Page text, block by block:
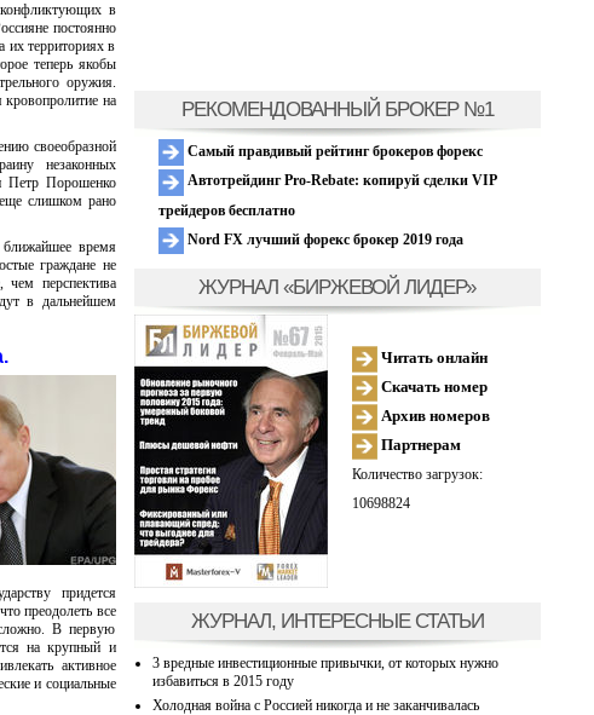
конфликтующих в
постоянно
их территориях в
теперь якобы
оружия.
на
своеобразной
незаконных
Петр Порошенко
слишком рано
ближайшее время
граждане не
перспектива
в дальнейшем
придется
преодолеть все
сложно. В первую
на крупный и
активное
и социальные
РЕКОМЕНДОВАННЫЙ БРОКЕР №1
Самый правдивый рейтинг брокеров форекс
Автотрейдинг Pro-Rebate: копируй сделки VIP
трейдеров бесплатно
Nord FX лучший форекс брокер 2019 года
ЖУРНАЛ «БИРЖЕВОЙ ЛИДЕР»
Читать онлайн
Скачать номер
Архив номеров
Партнерам
Количество загрузок:
10698824
ЖУРНАЛ, ИНТЕРЕСНЫЕ СТАТЬИ
3 вредные инвестиционные привычки, от которых нужно
избавиться в 2015 году
Холодная война с Россией никогда и не заканчивалась